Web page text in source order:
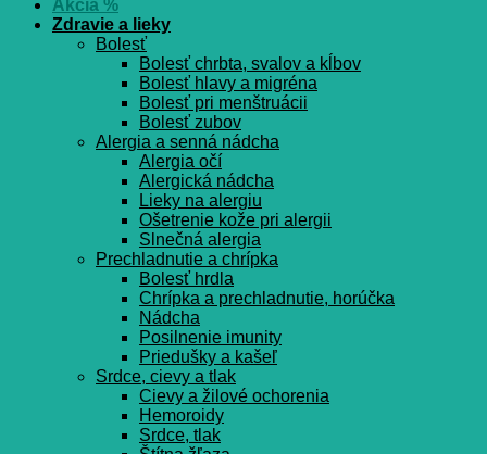
Akcia %
Zdravie a lieky
Bolesť
Bolesť chrbta, svalov a kĺbov
Bolesť hlavy a migréna
Bolesť pri menštruácii
Bolesť zubov
Alergia a senná nádcha
Alergia očí
Alergická nádcha
Lieky na alergiu
Ošetrenie kože pri alergii
Slnečná alergia
Prechladnutie a chrípka
Bolesť hrdla
Chrípka a prechladnutie, horúčka
Nádcha
Posilnenie imunity
Priedušky a kašeľ
Srdce, cievy a tlak
Cievy a žilové ochorenia
Hemoroidy
Srdce, tlak